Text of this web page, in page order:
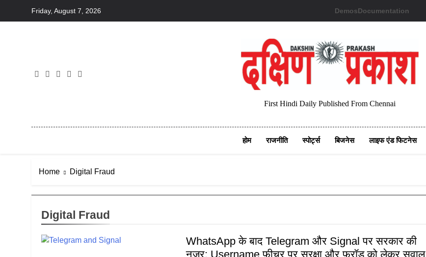
Friday, August 7, 2026 DemosDocumentation
First Hindi Daily Published From Chennai
होम राजनीति स्पोर्ट्स बिजनेस लाइफ एंड फिटनेस
Home Digital Fraud
Digital Fraud
WhatsApp के बाद Telegram और Signal पर सरकार की
नजर: Username फीचर पर सुरक्षा और फ्रॉड को लेकर सवाल